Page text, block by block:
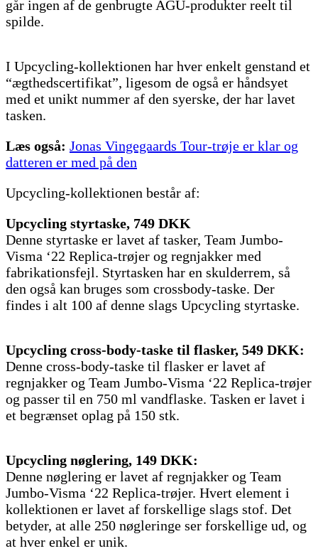
går ingen af de genbrugte AGU-produkter reelt til
spilde.
I Upcycling-kollektionen har hver enkelt genstand et
“ægthedscertifikat”, ligesom de også er håndsyet
med et unikt nummer af den syerske, der har lavet
tasken.
Læs også: Jonas Vingegaards Tour-trøje er klar og
datteren er med på den
Upcycling-kollektionen består af:
Upcycling styrtaske, 749 DKK
Denne styrtaske er lavet af tasker, Team Jumbo-
Visma ‘22 Replica-trøjer og regnjakker med
fabrikationsfejl. Styrtasken har en skulderrem, så
den også kan bruges som crossbody-taske. Der
findes i alt 100 af denne slags Upcycling styrtaske.
Upcycling cross-body-taske til flasker, 549 DKK:
Denne cross-body-taske til flasker er lavet af
regnjakker og Team Jumbo-Visma ‘22 Replica-trøjer
og passer til en 750 ml vandflaske. Tasken er lavet i
et begrænset oplag på 150 stk.
Upcycling nøglering, 149 DKK:
Denne nøglering er lavet af regnjakker og Team
Jumbo-Visma ‘22 Replica-trøjer. Hvert element i
kollektionen er lavet af forskellige slags stof. Det
betyder, at alle 250 nøgleringe ser forskellige ud, og
at hver enkel er unik.